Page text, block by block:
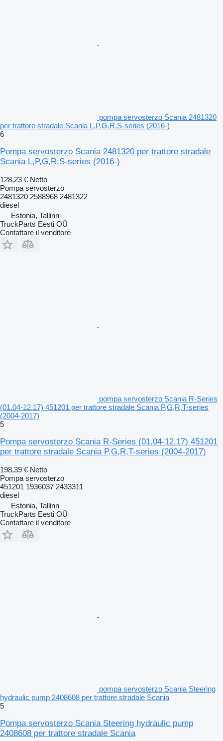
pompa servosterzo Scania 2481320
per trattore stradale Scania L,P,G,R,S-series (2016-)
6
Pompa servosterzo Scania 2481320 per trattore stradale
Scania L,P,G,R,S-series (2016-)
128,23 € Netto
Pompa servosterzo
2481320 2588968 2481322
diesel
Estonia, Tallinn
TruckParts Eesti OÜ
Contattare il venditore
pompa servosterzo Scania R-Series
(01.04-12.17) 451201 per trattore stradale Scania P,G,R,T-series
(2004-2017)
5
Pompa servosterzo Scania R-Series (01.04-12.17) 451201
per trattore stradale Scania P,G,R,T-series (2004-2017)
198,39 € Netto
Pompa servosterzo
451201 1936037 2433311
diesel
Estonia, Tallinn
TruckParts Eesti OÜ
Contattare il venditore
pompa servosterzo Scania Steering
hydraulic pump 2408608 per trattore stradale Scania
5
Pompa servosterzo Scania Steering hydraulic pump
2408608 per trattore stradale Scania